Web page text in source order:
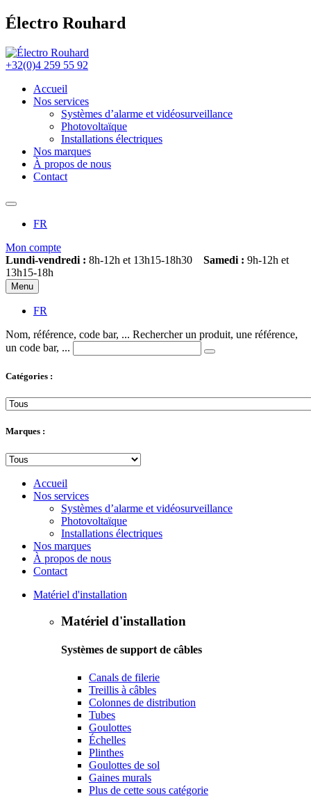
Électro Rouhard
+32(0)4 259 55 92
Accueil
Nos services
Systèmes d’alarme et vidéosurveillance
Photovoltaïque
Installations électriques
Nos marques
À propos de nous
Contact
FR
Mon compte
Lundi-vendredi : 8h-12h et 13h15-18h30 Samedi : 9h-12h et
13h15-18h
Menu
FR
Nom, référence, code bar, ... Rechercher un produit, une référence,
un code bar, ...
Catégories :
Marques :
Accueil
Nos services
Systèmes d’alarme et vidéosurveillance
Photovoltaïque
Installations électriques
Nos marques
À propos de nous
Contact
Matériel d'installation
Matériel d'installation
Systèmes de support de câbles
Canals de filerie
Treillis à câbles
Colonnes de distribution
Tubes
Goulottes
Échelles
Plinthes
Goulottes de sol
Gaines murals
Plus de cette sous catégorie